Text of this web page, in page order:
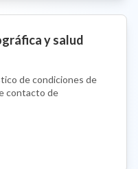
y salud
de condiciones de
contacto de